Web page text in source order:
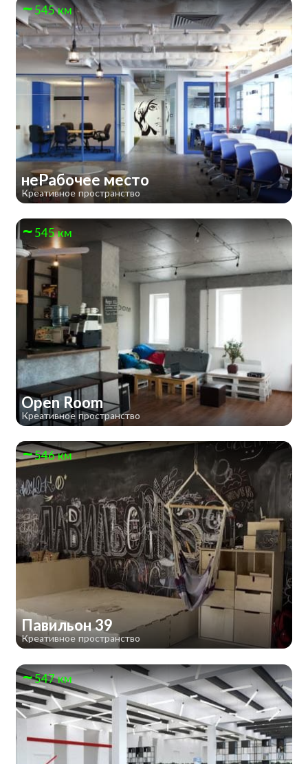
545 км
неРабочее место
Креативное пространство
545 км
Open Room
Креативное пространство
546 км
Павильон 39
Креативное пространство
547 км